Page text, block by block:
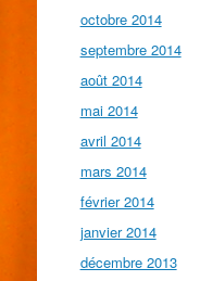
octobre 2014
septembre 2014
août 2014
mai 2014
avril 2014
mars 2014
février 2014
janvier 2014
décembre 2013